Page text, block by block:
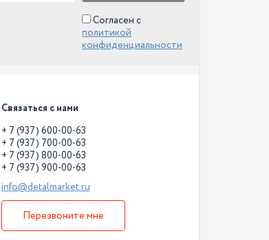
Согласен с
политикой
конфиденциальности
Связаться с нами
+ 7 (937) 600-00-63
+ 7 (937) 700-00-63
+ 7 (937) 800-00-63
+ 7 (937) 900-00-63
info@detalmarket.ru
Перезвоните мне